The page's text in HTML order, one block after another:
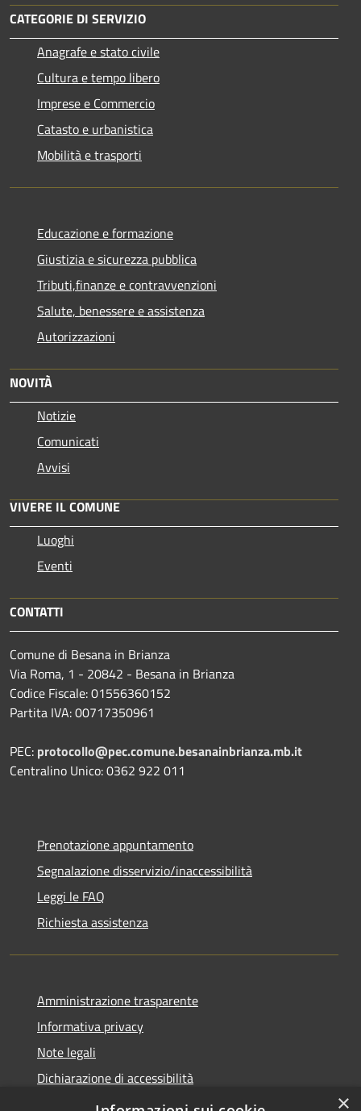
CATEGORIE DI SERVIZIO
Anagrafe e stato civile
Cultura e tempo libero
Imprese e Commercio
Catasto e urbanistica
Mobilità e trasporti
Educazione e formazione
Giustizia e sicurezza pubblica
Tributi,finanze e contravvenzioni
Salute, benessere e assistenza
Autorizzazioni
NOVITÀ
Notizie
Comunicati
Avvisi
VIVERE IL COMUNE
Luoghi
Eventi
CONTATTI
Comune di Besana in Brianza
Via Roma, 1 - 20842 - Besana in Brianza
Codice Fiscale: 01556360152
Partita IVA: 00717350961
PEC: protocollo@pec.comune.besanainbrianza.mb.it
Centralino Unico: 0362 922 011
Prenotazione appuntamento
Segnalazione disservizio/inaccessibilità
Leggi le FAQ
Richiesta assistenza
Amministrazione trasparente
Informativa privacy
Note legali
Dichiarazione di accessibilità
Dichiarazione di accessibilità APP Municipium
×